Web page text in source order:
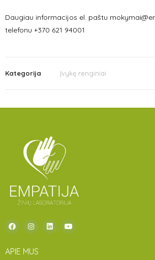
Daugiau informacijos el. paštu
telefonu +370 621 94001
Kategorija Įvykę renginiai
APIE MUS